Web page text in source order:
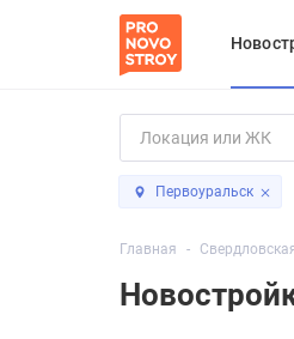
Первоуральск
Главная